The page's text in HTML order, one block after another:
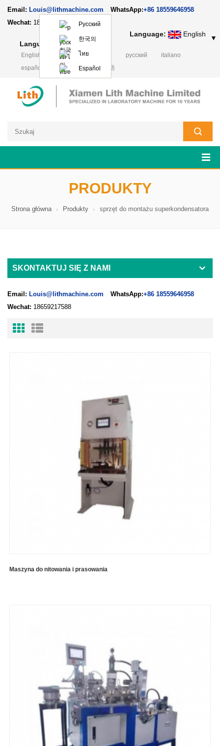
Email: Louis@lithmachine.com WhatsApp:+86 18559646958
Wechat: 18659217588
Language: English ▼
Language: English
Русский
한국의
ไทย
Español
English français русский
italiano
español
português 日本語
PRODUKTY
Strona główna Produkty sprzęt do montażu superkondensatora
SKONTAKTUJ SIĘ Z NAMI
Email: Louis@lithmachine.com WhatsApp:+86 18559646958
Wechat: 18659217588
Maszyna do nitowania i prasowania